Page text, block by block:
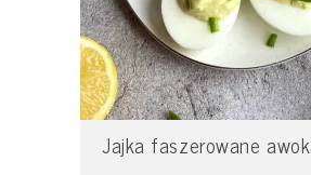
Jajka faszerowane